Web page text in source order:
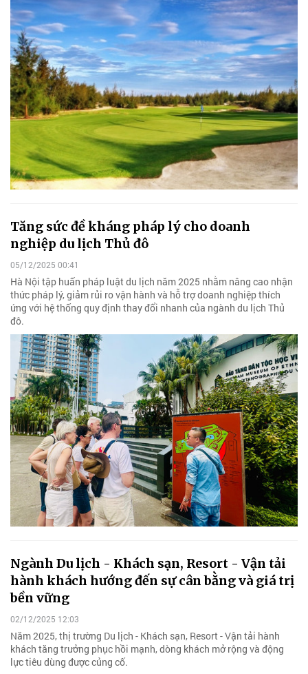
Tăng sức đề kháng pháp lý cho doanh
nghiệp du lịch Thủ đô
05/12/2025 00:41
Hà Nội tập huấn pháp luật du lịch năm 2025 nhằm nâng cao nhận
thức pháp lý, giảm rủi ro vận hành và hỗ trợ doanh nghiệp thích
ứng với hệ thống quy định thay đổi nhanh của ngành du lịch Thủ
đô.
Ngành Du lịch - Khách sạn, Resort - Vận tải
hành khách hướng đến sự cân bằng và giá trị
bền vững
02/12/2025 12:03
Năm 2025, thị trường Du lịch - Khách sạn, Resort - Vận tải hành
khách tăng trưởng phục hồi mạnh, dòng khách mở rộng và động
lực tiêu dùng được củng cố.